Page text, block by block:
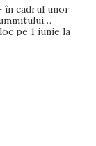
în cadrul unor
pe 1 iunie la
cu mult